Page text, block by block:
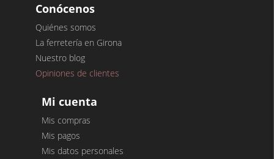
Conócenos
Quiénes somos
La ferretería en Girona
Nuestro blog
Opiniones de clientes
Mi cuenta
Mis compras
Mis pagos
Mis datos personales